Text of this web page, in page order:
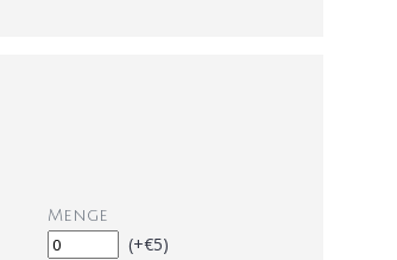
Menge
(+€5)